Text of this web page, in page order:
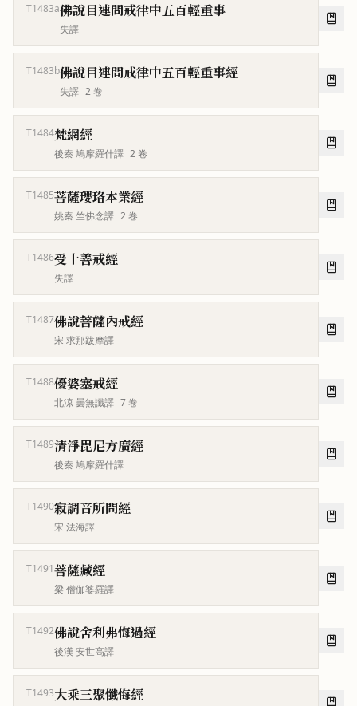
T1483a佛說目連問戒律中五百輕重事
失譯
T1483b佛說目連問戒律中五百輕重事經
失譯 2卷
T1484梵網經
後秦 鳩摩羅什譯 2卷
T1485菩薩瓔珞本業經
姚秦 竺佛念譯 2卷
T1486受十善戒經
失譯
T1487佛說菩薩內戒經
宋 求那跋摩譯
T1488優婆塞戒經
北涼 曇無讖譯 7卷
T1489清淨毘尼方廣經
後秦 鳩摩羅什譯
T1490寂調音所問經
宋 法海譯
T1491菩薩藏經
梁 僧伽婆羅譯
T1492佛說舍利弗悔過經
後漢 安世高譯
T1493大乘三聚懺悔經